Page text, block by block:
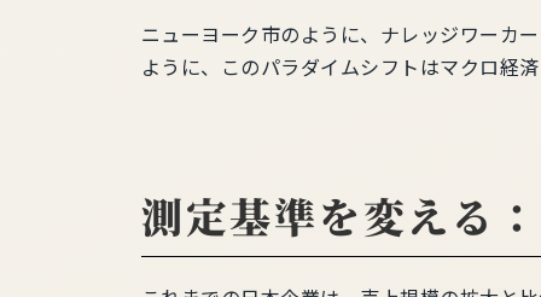
ニューヨーク市のように、ナレッジワーカ
ように、このパラダイムシフトはマクロ経
測定基準を変える